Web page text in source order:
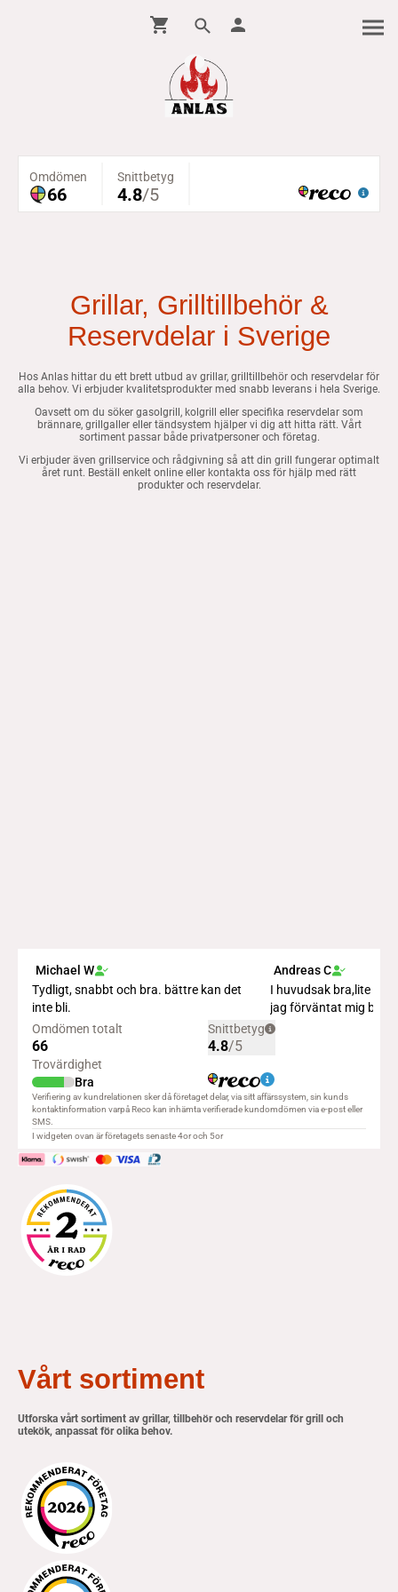
Grillar, Grilltillbehör &
Reservdelar i Sverige
Hos Anlas hittar du ett brett utbud av grillar, grilltillbehör och reservdelar för
alla behov. Vi erbjuder kvalitetsprodukter med snabb leverans i hela Sverige.
Oavsett om du söker gasolgrill, kolgrill eller specifika reservdelar som
brännare, grillgaller eller tändsystem hjälper vi dig att hitta rätt. Vårt
sortiment passar både privatpersoner och företag.
Vi erbjuder även grillservice och rådgivning så att din grill fungerar optimalt
året runt. Beställ enkelt online eller kontakta oss för hjälp med rätt
produkter och reservdelar.
Vårt sortiment
Utforska vårt sortiment av grillar, tillbehör och reservdelar för grill och
utekök, anpassat för olika behov.